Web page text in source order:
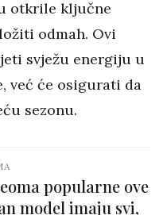
otkrile ključne
odmah. Ovi
svježu energiju u
već će osigurati da
sezonu.
popularne ove
model imaju svi,